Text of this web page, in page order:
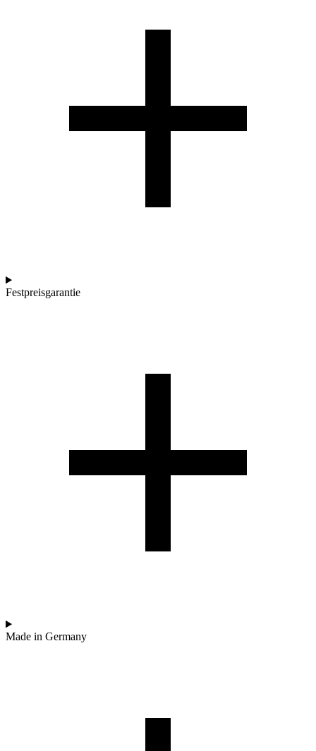
Festpreisgarantie
Made in Germany